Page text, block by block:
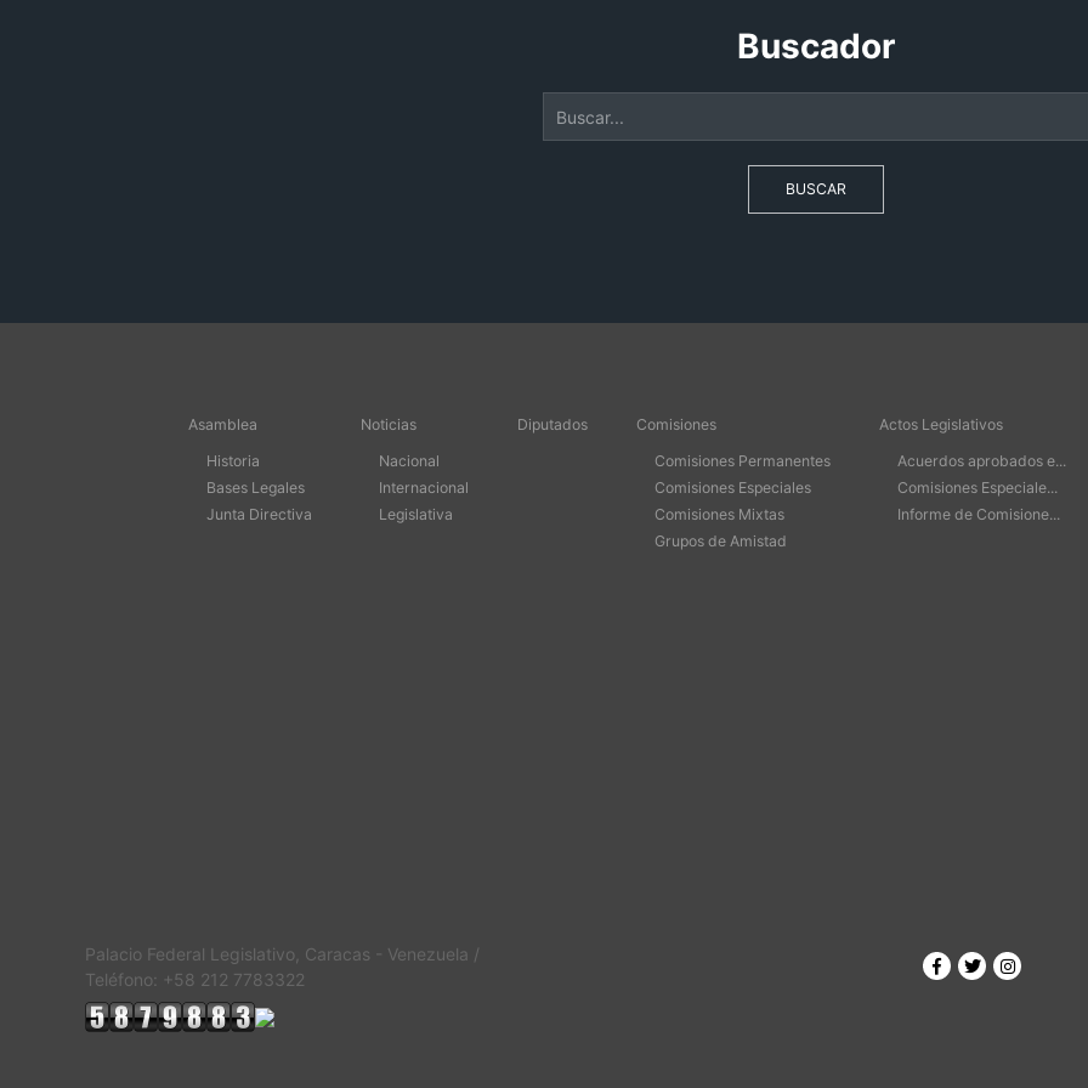
Buscador
BUSCAR
Asamblea
Historia
Bases Legales
Junta Directiva
Noticias
Nacional
Internacional
Legislativa
Diputados
Comisiones
Comisiones Permanentes
Comisiones Especiales
Comisiones Mixtas
Grupos de Amistad
Actos Legislativos
Acuerdos aprobados e...
Comisiones Especiale...
Informe de Comisione...
Palacio Federal Legislativo, Caracas - Venezuela /
Teléfono: +58 212 7783322